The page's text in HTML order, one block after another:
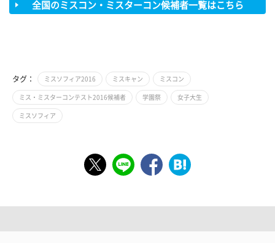
全国のミスコン・ミスターコン候補者一覧はこちら
タグ： ミスソフィア2016 ミスキャン ミスコン
ミス・ミスターコンテスト2016候補者 学園祭 女子大生
ミスソフィア